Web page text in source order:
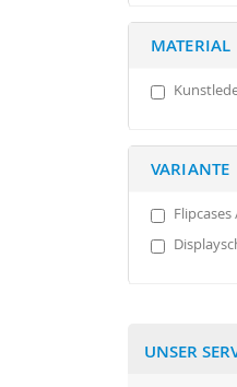
MATERIAL
VARIANTE
Flipcases
UNSER